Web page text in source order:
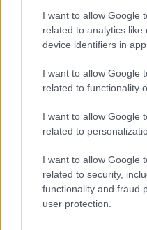
I want to allow Google
related to analytics like
device identifiers in
I want to allow Google
related to functionality
I want to allow Google
related to
I want to allow Google
related to security,
functionality and fraud
user protection.
Kaikki
yrityksen